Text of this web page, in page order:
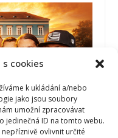
cookies
k ukládání a/nebo
jako jsou soubory
umožní zpracovávat
jedinečná ID na tomto webu.
ovlivnit určité